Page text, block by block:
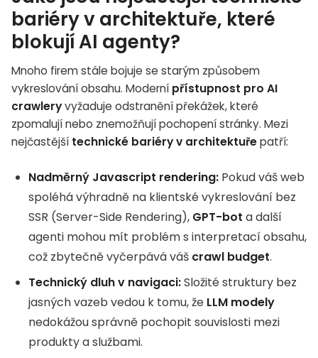
bariéry v architektuře, které
blokují AI agenty?
Mnoho firem stále bojuje se starým způsobem
vykreslování obsahu. Moderní přístupnost pro AI
crawleryvyžaduje odstranění překážek, které
zpomalují nebo znemožňují pochopení stránky. Mezi
nejčastější technické bariéry v architektuřepatří:
Nadměrný Javascript rendering: Pokud váš web
spoléhá výhradně na klientské vykreslování bez
SSR (Server-Side Rendering), GPT-bot a další
agenti mohou mít problém s interpretací obsahu,
což zbytečně vyčerpává váš crawl budget.
Technický dluh v navigaci:Složité struktury bez
jasných vazeb vedou k tomu, že LLM modely
nedokážou správně pochopit souvislosti mezi
produkty a službami.